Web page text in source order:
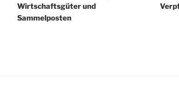
Wirtschaftsgüter und
Sammelposten